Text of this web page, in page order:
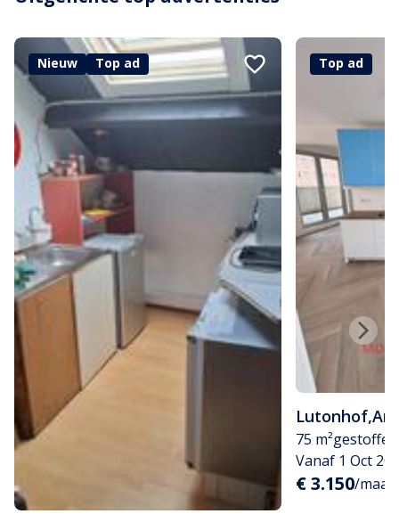
Nieuw Top ad Top ad
Lutonhof,
75 m²
Vanaf 1 Oct
€ 3.150/